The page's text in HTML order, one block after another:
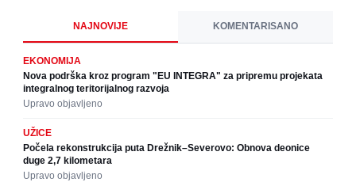
NAJNOVIJE KOMENTARISANO
EKONOMIJA
Nova podrška kroz program "EU INTEGRA" za pripremu projekata
integralnog teritorijalnog razvoja
Upravo objavljeno
UŽICE
Počela rekonstrukcija puta Drežnik–Severovo: Obnova deonice
duge 2,7 kilometara
Upravo objavljeno